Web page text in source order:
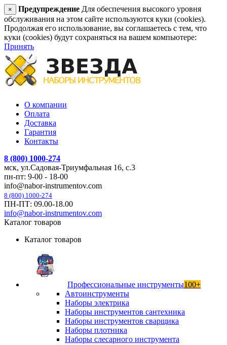
× Предупреждение Для обеспечения высокого уровня
обслуживания на этом сайте используются куки (cookies).
Продолжая его использование, вы соглашаетесь с тем, что
куки (cookies) будут сохраняться на вашем компьютере:
Принять
О компании
Оплата
Доставка
Гарантия
Контакты
8 (800) 1000-274
мск, ул.Садовая-Триумфальная 16, с.3
пн-пт: 9-00 - 18-00
info@nabor-instrumentov.com
8 (800) 1000-274
ПН-ПТ: 09.00-18.00
info@nabor-instrumentov.com
Каталог товаров
Каталог товаров
Профессиональные инструменты100+
Автоинструменты
Наборы электрика
Наборы инструментов сантехника
Наборы инструментов сварщика
Наборы плотника
Наборы слесарного инструмента